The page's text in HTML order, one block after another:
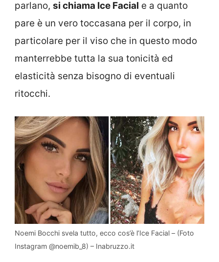
parlano, si chiama Ice Facial e a quanto
pare è un vero toccasana per il corpo, in
particolare per il viso che in questo modo
manterrebbe tutta la sua tonicità ed
elasticità senza bisogno di eventuali
ritocchi.
Noemi Bocchi svela tutto, ecco cos’è l’Ice Facial – (Foto
Instagram @noemib_8) – Inabruzzo.it